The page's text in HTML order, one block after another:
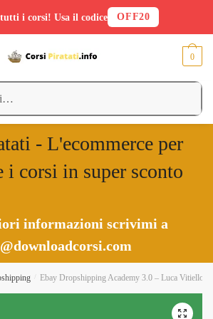
0
- L'ecommerce per
i corsi in super sconto
informazioni scrivimi a
Ebay Dropshipping Academy 3.0 – Luca Vitiello
i corsi! Usa il codice OFF20